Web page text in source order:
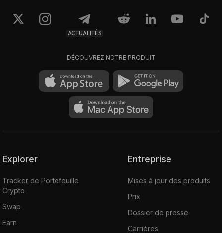
ACTUALITÉS
DÉCOUVREZ NOTRE PRODUIT
Explorer
Tracker de Portefeuille
Crypto
Swap
Earn
Entreprise
Mises à jour des produits
Prix
Dossier de presse
Carrières